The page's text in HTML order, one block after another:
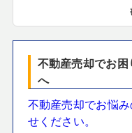
不動産売却でお
へ
不動産売却でお悩
せください。